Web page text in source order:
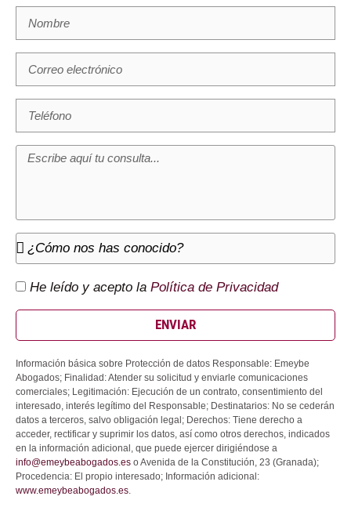
He leído y acepto la Política de Privacidad
ENVIAR
Información básica sobre Protección de datos Responsable: Emeybe
Abogados; Finalidad: Atender su solicitud y enviarle comunicaciones
comerciales; Legitimación: Ejecución de un contrato, consentimiento del
interesado, interés legítimo del Responsable; Destinatarios: No se cederán
datos a terceros, salvo obligación legal; Derechos: Tiene derecho a
acceder, rectificar y suprimir los datos, así como otros derechos, indicados
en la información adicional, que puede ejercer dirigiéndose a
info@emeybeabogados.es o Avenida de la Constitución, 23 (Granada);
Procedencia: El propio interesado; Información adicional:
www.emeybeabogados.es